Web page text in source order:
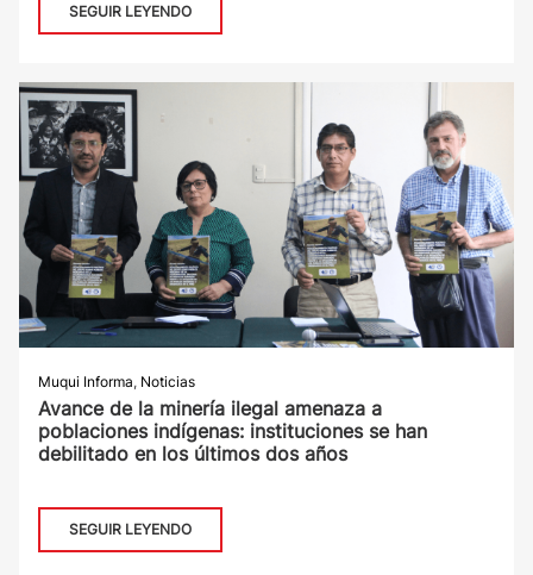
SEGUIR LEYENDO
Muqui Informa, Noticias
Avance de la minería ilegal amenaza a
poblaciones indígenas: instituciones se han
debilitado en los últimos dos años
SEGUIR LEYENDO